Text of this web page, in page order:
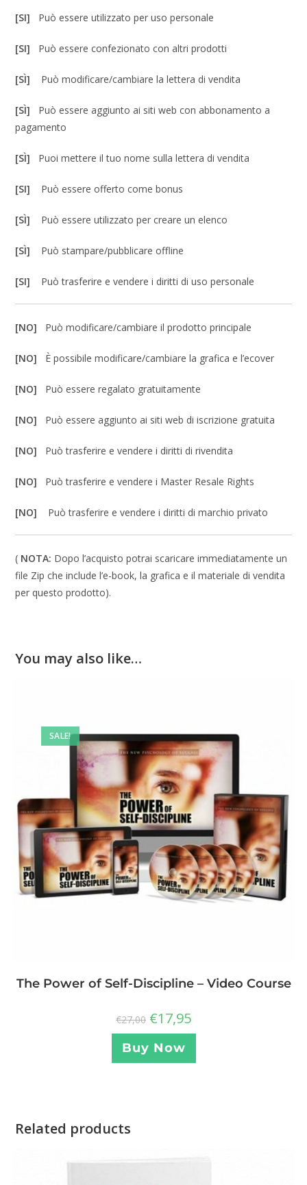
[SI] Può essere utilizzato per uso personale
[SI] Può essere confezionato con altri prodotti
[SÌ] Può modificare/cambiare la lettera di vendita
[SÌ] Può essere aggiunto ai siti web con abbonamento a
pagamento
[SÌ] Puoi mettere il tuo nome sulla lettera di vendita
[SI] Può essere offerto come bonus
[SÌ] Può essere utilizzato per creare un elenco
[SÌ] Può stampare/pubblicare offline
[SI] Può trasferire e vendere i diritti di uso personale
[NO] Può modificare/cambiare il prodotto principale
[NO] È possibile modificare/cambiare la grafica e l’ecover
[NO] Può essere regalato gratuitamente
[NO] Può essere aggiunto ai siti web di iscrizione gratuita
[NO] Può trasferire e vendere i diritti di rivendita
[NO] Può trasferire e vendere i Master Resale Rights
[NO] Può trasferire e vendere i diritti di marchio privato
( NOTA: Dopo l’acquisto potrai scaricare immediatamente un
file Zip che include l’e-book, la grafica e il materiale di vendita
per questo prodotto).
You may also like…
SALE!
The Power of Self-Discipline – Video Course
€27,00 €17,95
Buy Now
Related products